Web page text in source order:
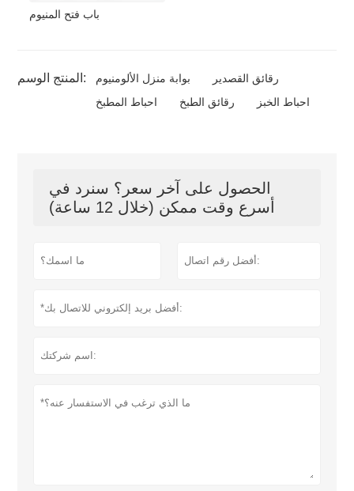
باب فتح المنيوم
المنتج الوسم: بوابة منزل الألومنيوم
رقائق القصدير
احباط المطبخ
رقائق الطبخ احباط الخبز
الحصول على آخر سعر؟ سنرد في
أسرع وقت ممكن (خلال 12 ساعة)